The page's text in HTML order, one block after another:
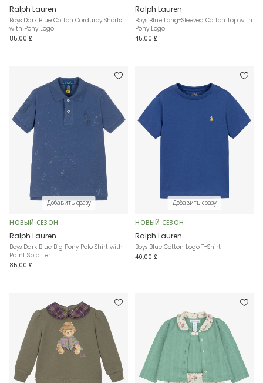
Ralph Lauren
Boys Dark Blue Cotton Corduroy Shorts
with Pony Logo
85,00 £
Ralph Lauren
Boys Blue Long-Sleeved Cotton Top with
Pony Logo
45,00 £
Добавить сразу
НОВЫЙ СЕЗОН
Ralph Lauren
Boys Dark Blue Big Pony Polo Shirt with
Paint Splatter
85,00 £
Добавить сразу
НОВЫЙ СЕЗОН
Ralph Lauren
Boys Blue Cotton Logo T-Shirt
40,00 £